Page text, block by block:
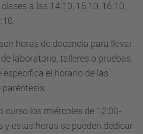
a las 14:10, 15:10, 16:10,
son horas de docencia para llevar
laboratorio, talleres o pruebas.
especifica el horario de las
curso los miércoles de 12:00-
y estas horas se pueden dedicar